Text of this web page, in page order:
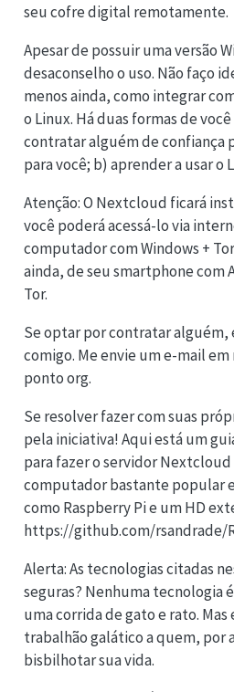
seu cofre digital remotamente.
Apesar de possuir uma versão
desaconselho o uso. Não faço
menos ainda, como integrar
o Linux. Há duas formas de
contratar alguém de confiança
para você; b) aprender a usar o
Atenção: O Nextcloud ficará
você poderá acessá-lo via
computador com Windows +
ainda, de seu smartphone com
Tor.
Se optar por contratar
comigo. Me envie um e-mail
ponto org.
Se resolver fazer com suas
pela iniciativa! Aqui está um
para fazer o servidor
computador bastante popular
como Raspberry Pi e um HD
https://github.com/rsandrade/
Alerta: As tecnologias citadas
seguras? Nenhuma tecnologia
uma corrida de gato e rato. Mas
trabalhão galático a quem, por
bisbilhotar sua vida.